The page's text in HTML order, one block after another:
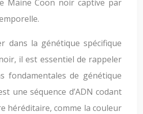
Maine Coon noir captive par
dans la génétique spécifique
il est essentiel de rappeler
fondamentales de génétique
une séquence d’ADN codant
héréditaire, comme la couleur